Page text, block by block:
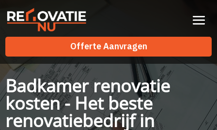
Offerte Aanvragen
Offerte Aanvragen
Badkamer renovatie
kosten - Het beste
renovatiebedrijf in